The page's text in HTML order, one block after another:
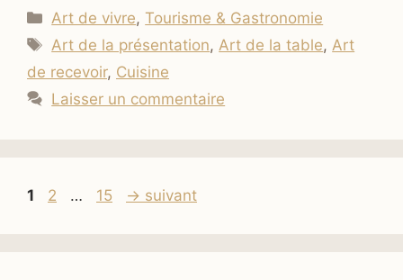
Catégories
Art de vivre,Tourisme & Gastronomie
Étiquettes
Art de la présentation, Art de la table, Art
de recevoir, Cuisine
Laisser un commentaire
Page
1 Page
2 … Page
15 → suivant